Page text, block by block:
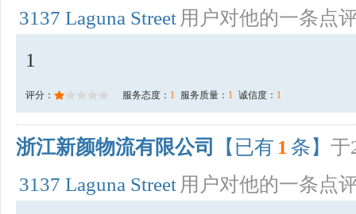
3137 Laguna Street 用户对他的一条点
1
评分： 服务态度： 1 服务质量： 1 诚信度： 1
浙江新颜物流有限公司 【已有 1 条】 于
3137 Laguna Street 用户对他的一条点